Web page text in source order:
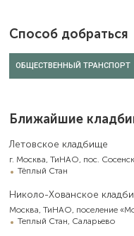
Способ добраться
ОБЩЕСТВЕННЫЙ ТРАНСПОРТ
Ближайшие
Летовское кладбище
г. Москва, ТиНАО, пос.
Тёплый Стан
Николо-Хованское
Москва, ТиНАО, поселение
Теплый Стан, Саларьево